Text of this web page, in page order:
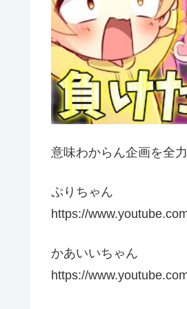
意味わからん企画を全
ぷりちゃん
https://
かあいいちゃん
https://